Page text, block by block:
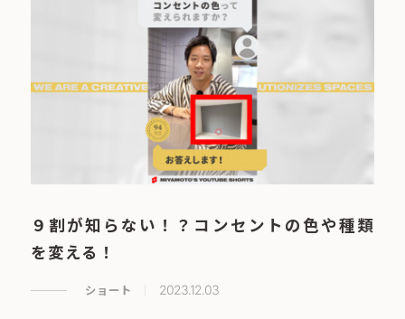
９割が知らない！？コンセントの色や種類
を変える！
ショート 2023.12.03